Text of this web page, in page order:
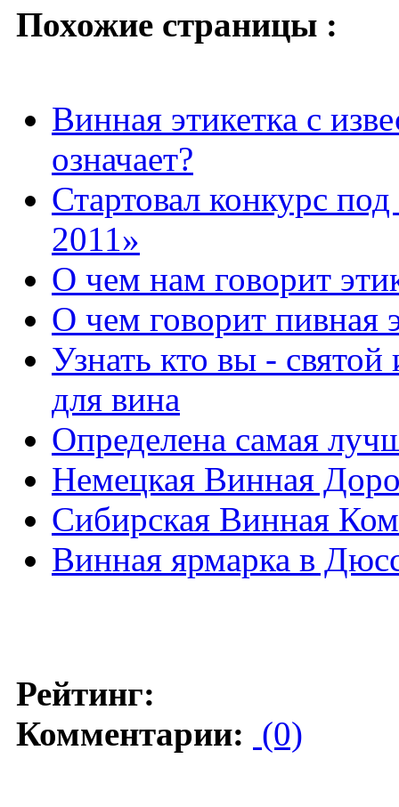
Похожие страницы :
Винная этикетка с
означает?
Стартовал конкурс
2011»
О чем нам говорит
О чем говорит пивная
Узнать кто вы -
для вина
Определена самая
Немецкая Винная
Сибирская Винная
Винная ярмарка в
Рейтинг:
Комментарии: (0)